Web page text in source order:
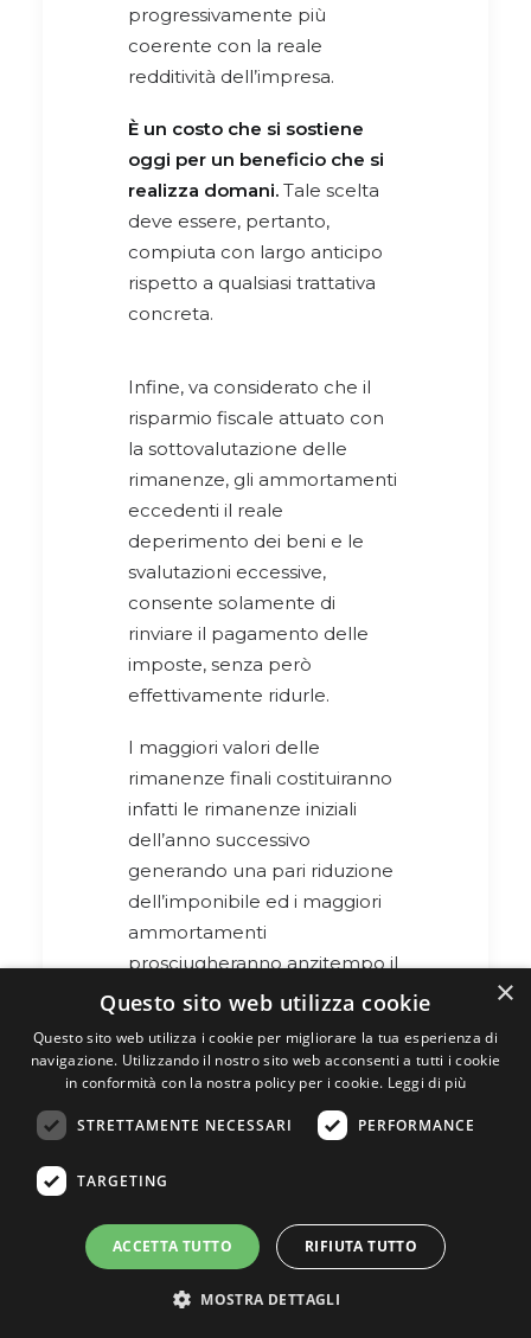
progressivamente più
coerente con la reale
redditività dell’impresa.
È un costo che si sostiene
oggi per un beneficio che si
realizza domani. Tale scelta
deve essere, pertanto,
compiuta con largo anticipo
rispetto a qualsiasi trattativa
concreta.
Infine, va considerato che il
risparmio fiscale attuato con
la sottovalutazione delle
rimanenze, gli ammortamenti
eccedenti il reale
deperimento dei beni e le
svalutazioni eccessive,
consente solamente di
rinviare il pagamento delle
imposte, senza però
effettivamente ridurle.
I maggiori valori delle
rimanenze finali costituiranno
infatti le rimanenze iniziali
dell’anno successivo
generando una pari riduzione
dell’imponibile ed i maggiori
ammortamenti
prosciugheranno anzitempo il
costo deducibile dei beni
quindi di risparmio fiscale
reale, ma solo di tenere i soldi
in tasca un po’ di tempo in più.
Il moltiplicatore
che ripaga
l'investimento
×
Questo sito web utilizza cookie
Questo sito web utilizza i cookie per migliorare la tua esperienza di
navigazione. Utilizzando il nostro sito web acconsenti a tutti i cookie
in conformità con la nostra policy per i cookie. Leggi di più
STRETTAMENTE NECESSARI PERFORMANCE
TARGETING
ACCETTA TUTTO RIFIUTA TUTTO
MOSTRA DETTAGLI